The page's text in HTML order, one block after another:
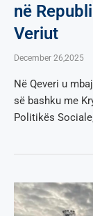
në
Veriut
December 26,2025
Në Qeveri u
së bashku me
Politikës